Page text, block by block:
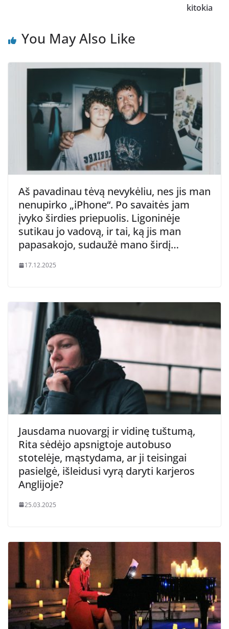
kitokia
You May Also Like
Aš pavadinau tėvą nevykėliu, nes jis man
nenupirko „iPhone“. Po savaitės jam
įvyko širdies priepuolis. Ligoninėje
sutikau jo vadovą, ir tai, ką jis man
papasakojo, sudaužė mano širdį…
17.12.2025
Jausdama nuovargį ir vidinę tuštumą,
Rita sėdėjo apsnigtoje autobuso
stotelėje, mąstydama, ar ji teisingai
pasielgė, išleidusi vyrą daryti karjeros
Anglijoje?
25.03.2025